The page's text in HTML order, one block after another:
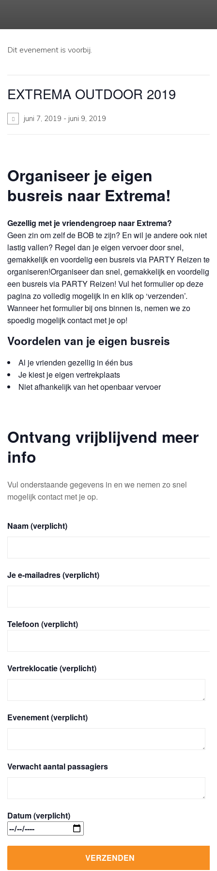
Dit evenement is voorbij.
EXTREMA OUTDOOR 2019
juni 7, 2019 - juni 9, 2019
Organiseer je eigen
busreis naar Extrema!
Gezellig met je vriendengroep naar Extrema?
Geen zin om zelf de BOB te zijn? En wil je andere ook niet
lastig vallen? Regel dan je eigen vervoer door snel,
gemakkelijk en voordelig een busreis via PARTY Reizen te
organiseren!Organiseer dan snel, gemakkelijk en voordelig
een busreis via PARTY Reizen! Vul het formulier op deze
pagina zo volledig mogelijk in en klik op ‘verzenden’.
Wanneer het formulier bij ons binnen is, nemen we zo
spoedig mogelijk contact met je op!
Voordelen van je eigen busreis
Al je vrienden gezellig in één bus
Je kiest je eigen vertrekplaats
Niet afhankelijk van het openbaar vervoer
Ontvang vrijblijvend meer
info
Vul onderstaande gegevens in en we nemen zo snel
mogelijk contact met je op.
Naam (verplicht)
Je e-mailadres (verplicht)
Telefoon (verplicht)
Vertreklocatie (verplicht)
Evenement (verplicht)
Verwacht aantal passagiers
Datum (verplicht)